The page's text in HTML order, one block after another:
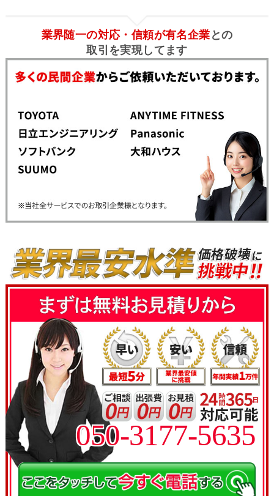
業界随一の対応・信頼が有名企業 との
取引を実現してます
050-3177-5635